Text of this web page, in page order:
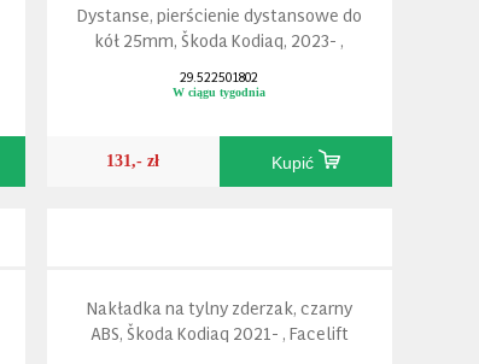
Dystanse, pierścienie dystansowe do
kół 25mm, Škoda Kodiaq, 2023- ,
29.522501802
W ciągu tygodnia
131,- zł Kupić
Nakładka na tylny zderzak, czarny
ABS, Škoda Kodiaq 2021- , Facelift